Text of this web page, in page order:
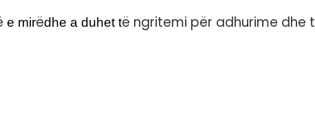
e mirëdhe a duhet të ngritemi për adhurime dhe